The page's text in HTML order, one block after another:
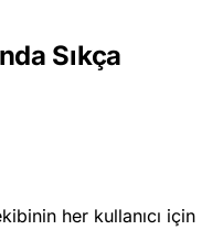
Sıkça
her kullanıcı için